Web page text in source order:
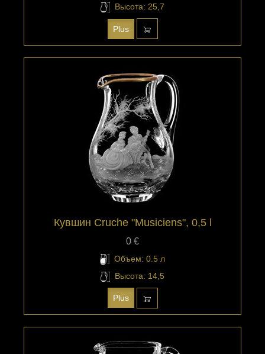
Высота: 25,7
Plus
Кувшин Cruche "Musiciens", 0,5 l
0 €
Объем: 0.5 л
Высота: 14,5
Plus